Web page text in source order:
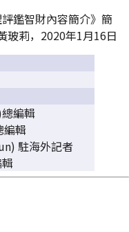
鑑智財內容簡介》簡
玻莉，2020年1月16日
編輯
輯
駐海外記者